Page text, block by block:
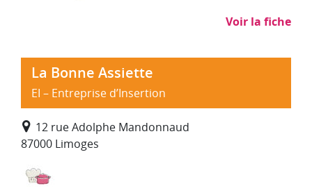
Voir la fiche
La Bonne Assiette
EI – Entreprise d’Insertion
12 rue Adolphe Mandonnaud
87000 Limoges